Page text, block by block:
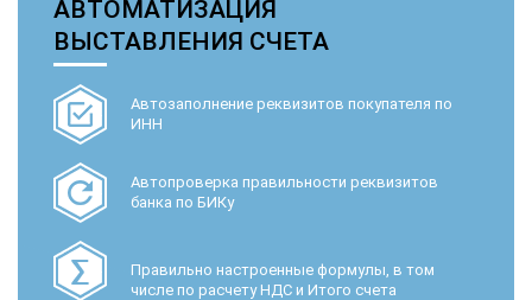
АВТОМАТИЗАЦИЯ
ВЫСТАВЛЕНИЯ СЧЕТА
Автозаполнение реквизитов покупателя по
ИНН
Автопроверка правильности реквизитов
банка по БИКу
Правильно настроенные формулы, в том
числе по расчету НДС и Итого счета